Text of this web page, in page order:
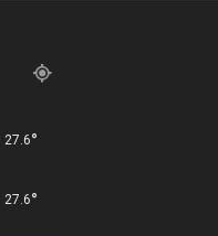
27.6°
27.6°